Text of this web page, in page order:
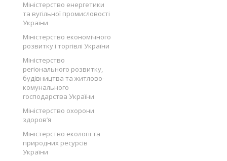
Міністерство енергетики
та вугільної промисловості
України
Міністерство економічного
розвитку і торгівлі України
Міністерство
регіонального розвитку,
будівництва та житлово-
комунального
господарства України
Міністерство охорони
здоров’я
Міністерство екології та
природних ресурсів
України